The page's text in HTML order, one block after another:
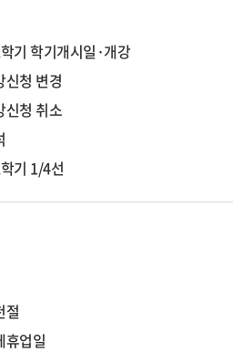
기 학기개시일·개강
신청 변경
신청 취소
기 1/4선
절
휴업일